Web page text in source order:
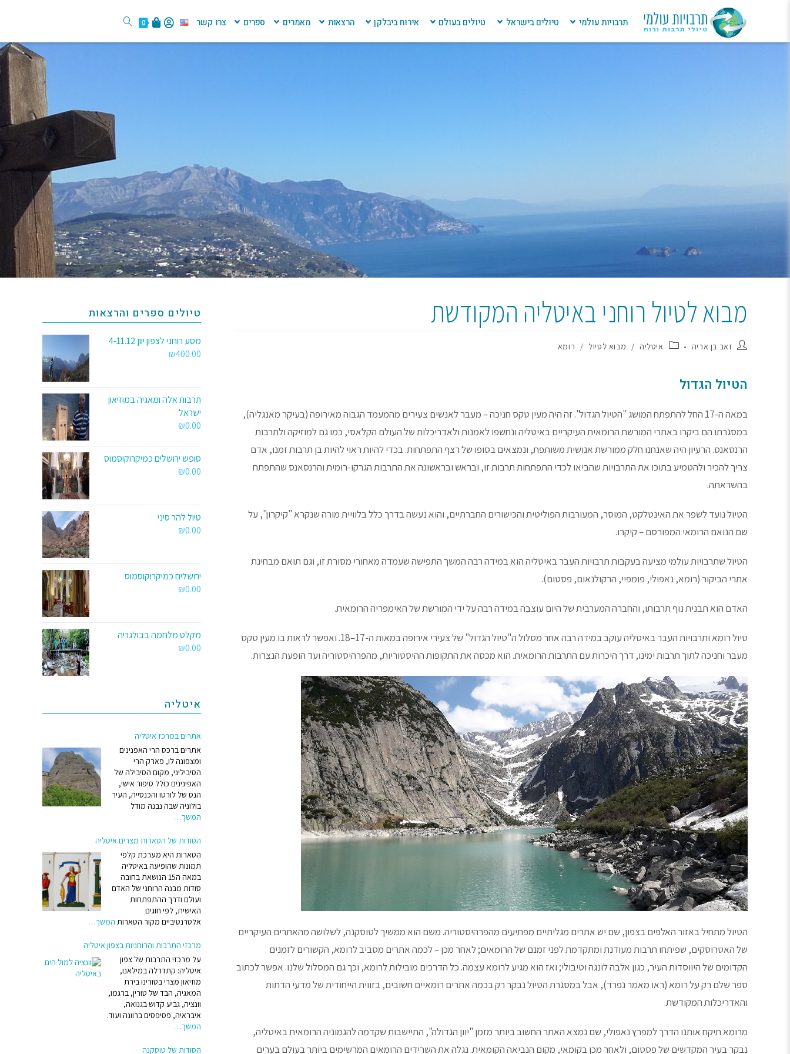
תרבויות עולמי טיולים בישראל טיולים בעולם אירוח ביבלקן הרצאות מאמרים ספרים צרו קשר 0
מבוא לטיול רוחני באיטליה המקודשת
זאב בן אריה איטליה / מבוא לטיול / רומא
הטיול הגדול
במאה ה-17 החל להתפתח המושג "הטיול הגדול". זה היה מעין טקס חניכה – מעבר לאנשים צעירים מהמעמד הגבוה מאירופה (בעיקר מאנגליה),
במסגרתו הם ביקרו באתרי המורשת הרומאית העיקריים באיטליה ונחשפו לאמנות ולאדריכלות של העולם הקלאסי, כמו גם למוזיקה ולתרבות
הרנסאנס. הרעיון היה שאנחנו חלק ממורשת אנושית משותפת, ונמצאים בסופו של רצף התפתחות. בכדי להיות ראוי להיות בן תרבות זמנו, אדם
צריך להכיר ולהטמיע בתוכו את התרבויות שהביאו לכדי התפתחות תרבות זו, ובראש ובראשונה את התרבות הגרקו-רומית והרנסאנס שהתפתח
בהשראתה.
הטיול נועד לשפר את האינטלקט, המוסר, המעורבות הפוליטית והכישורים החברתיים, והוא נעשה בדרך כלל בלוויית מורה שנקרא "קיקרון", על
שם הנואם הרומאי המפורסם – קיקרו.
הטיול שתרבויות עולמי מציעה בעקבות תרבויות העבר באיטליה הוא במידה רבה המשך התפישׂה שעמדה מאחורי מסורת זו, וגם תואם מבחינת
אתרי הביקור (רומא, נאפולי, פומפיי, הרקולנאום, פסטום).
האדם הוא תבנית נוף תרבותו, והחברה המערבית של היום עוצבה במידה רבה על ידי המורשת של האימפריה הרומאית.
טיול רומא ותרבויות העבר באיטליה עוקב במידה רבה אחר מסלול ה"טיול הגדול" של צעירי אירופה במאות ה-17–18. ואפשר לראות בו מעין טקס
מעבר וחניכה לתוך תרבות ימינו, דרך היכרות עם התרבות הרומאית. הוא מכסה את התקופות ההיסטוריות, מהפרהיסטוריה ועד הופעת הנצרות.
הטיול מתחיל באזור האלפים בצפון, שם יש אתרים מגליתיים מפתיעים מהפרהיסטוריה. משם הוא ממשיך לטוסקנה, לשלושה מהאתרים העיקריים
של האטרוסקים, שפיתחו תרבות מעודנת ומתקדמת לפני זמנם של הרומאים; לאחר מכן – לכמה אתרים מסביב לרומא, הקשורים לזמנים
הקדומים של היווסדות העיר, כגון אלבה לונגה וטיבולי; ואז הוא מגיע לרומא עצמה. כל הדרכים מובילות לרומא, וכך גם המסלול שלנו. אפשר לכתוב
ספר שלם רק על רומא (ראו מאמר נפרד), אבל במסגרת הטיול נבקר רק בכמה אתרים רומאיים חשובים, בזווית הייחודית של מדעי הדתות
והאדריכלות המקודשת.
מרומא תיקח אותנו הדרך למפרץ נאפולי, שם נמצא האתר החשוב ביותר מזמן "יוון הגדולה", התיישבות שקדמה להגמוניה הרומאית באיטליה,
נבקר בעיר המקדשים של פסטום, ולאחר מכן בקומאי, מקום הנביאה הקומאית. נגלה את השרידים הרומאים המרשימים ביותר בעולם בערים
טיולים ספרים והרצאות
מסע רוחני לצפון יוון 4-11.12
₪400.00
תרבות אלה ומאגיה במוזיאון
ישראל
₪0.00
סופש ירושלים כמיקרוקוסמוס
₪0.00
טיול להר סיני
₪0.00
ירושלים כמיקרוקוסמוס
₪0.00
מקלט מלחמה בבולגריה
₪0.00
איטליה
אתרים במרכז איטליה
אתרים ברכס הרי האפנינים
ומצפונה לו, פארק הרי
הסיביליני, מקום הסיבילה של
האפינינים כולל סיפור אישי,
הנס של לורטו והכנסייה, העיר
בולוניה שבה נבנה מודל
המשך…
הסודות של הטארות מצרים איטליה
הטארות היא מערכת קלפי
תמונות שהופיעה באיטליה
במאה ה15 הנושאת בחובה
סודות מבנה הרוחני של האדם
ועולם ודרך ההתפתחות
האישית, לפי חוגים
אלטרנטיביים מקור הטארות המשך…
מרכזי התרבות והרוחניות בצפון איטליה
על מרכזי התרבות של צפון
איטליה: קתדרלה במילאנו,
מוזיאון מצרי בטורינו בירת
המאגיה, הבד של טורין, ברגמו,
וונציה, גביע קדוש בגנואה,
איבראיה, פסיפסים ברוונה ועוד.
המשך…
הסודות של טוסקנה